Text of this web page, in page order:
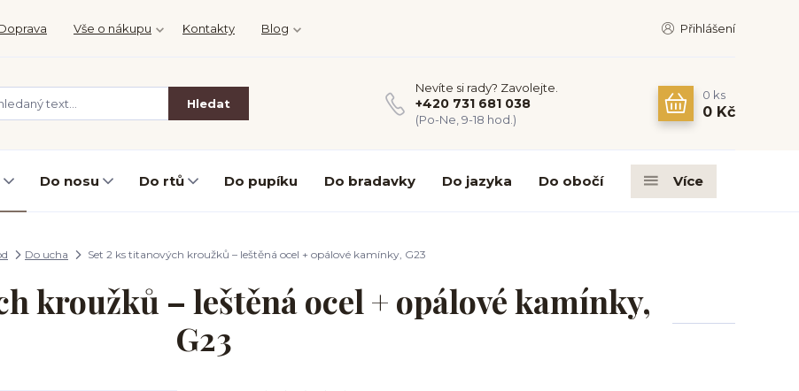
Vše o nákupu Kontakty Blog Přihlášení
Hledat
Nevíte si rady? Zavolejte.
+420 731 681 038
(Po-Ne, 9-18 hod.)
0 ks
0 Kč
Do nosu Do rtů Do pupíku Do bradavky Do jazyka Do obočí Více
Do ucha Set 2 ks titanových kroužků – leštěná ocel + opálové kamínky, G23
kroužků – leštěná ocel + opálové kamínky,
G23